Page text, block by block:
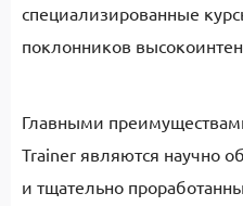
специализированные
поклонников
Главными
Trainer являются научно
и тщательно